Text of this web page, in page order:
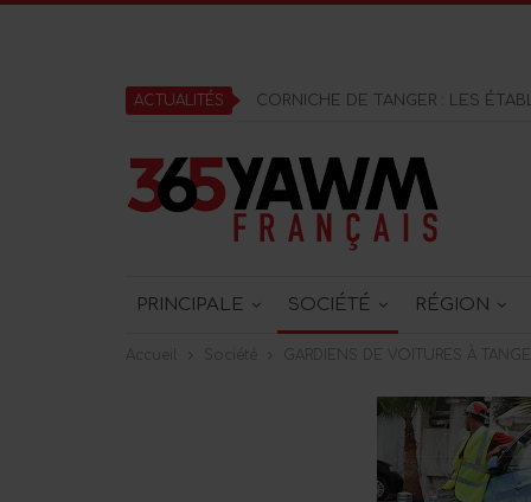
ACTUALITÉS
PRINCIPALE SOCIÉTÉ RÉGION
Accueil Société GARDIENS DE VOITURES À